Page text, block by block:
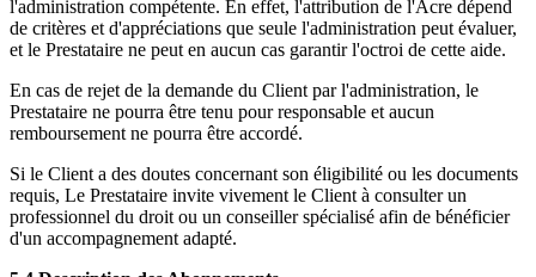
l'administration compétente. En effet, l'attribution de l'Acre dépend
de critères et d'appréciations que seule l'administration peut évaluer,
et le Prestataire ne peut en aucun cas garantir l'octroi de cette aide.
En cas de rejet de la demande du Client par l'administration, le
Prestataire ne pourra être tenu pour responsable et aucun
remboursement ne pourra être accordé.
Si le Client a des doutes concernant son éligibilité ou les documents
requis, Le Prestataire invite vivement le Client à consulter un
professionnel du droit ou un conseiller spécialisé afin de bénéficier
d'un accompagnement adapté.